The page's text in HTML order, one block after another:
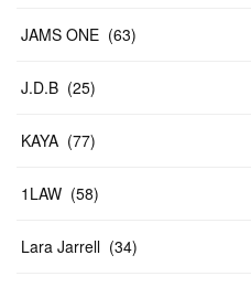
JAMS ONE (63)
J.D.B (25)
KAYA (77)
1LAW (58)
Lara Jarrell (34)